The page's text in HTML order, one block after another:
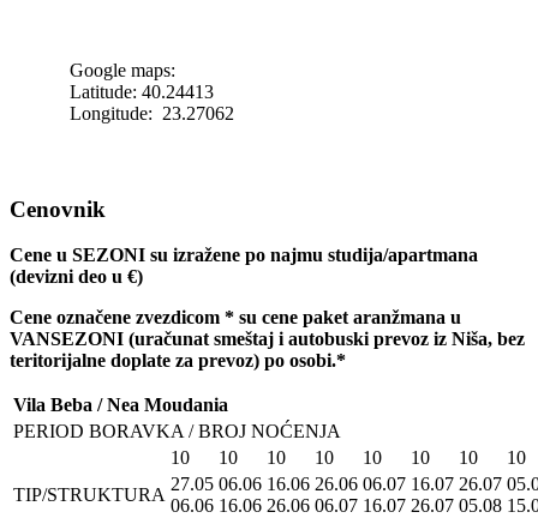
Google maps:
Latitude: 40.24413
Longitude: 23.27062
Cenovnik
Cene u SEZONI su izražene po najmu studija/apartmana
(devizni deo u €)
Cene označene zvezdicom * su cene paket aranžmana u
VANSEZONI (uračunat smeštaj i autobuski prevoz iz Niša, bez
teritorijalne doplate za prevoz) po osobi.*
Vila Beba / Nea Moudania
PERIOD BORAVKA / BROJ NOĆENJA
10
10 10 10 10 10 10
10
TIP/STRUKTURA
27.05
06.06
06.06
16.06
16.06
26.06
26.06
06.07
06.07
16.07
16.07
26.07
26.07
05.08